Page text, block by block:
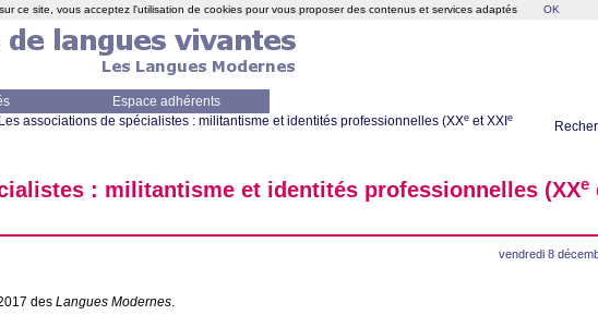
Espace adhérents
Les associations de spécialistes : militantisme et identités professionnelles (XXe etXXI e
: militantisme et identités professionnelles (XXe
vendredi 8
des Langues Modernes.
ce site, vous acceptez l'utilisation de cookies pour vous proposer des contenus et services adaptés OK